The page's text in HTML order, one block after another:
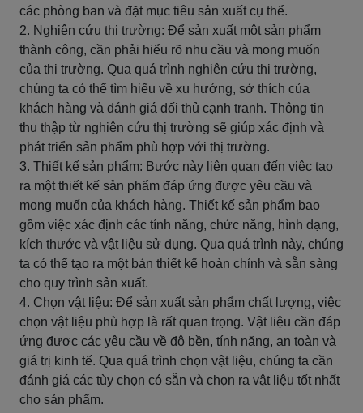
các phòng ban và đặt mục tiêu sản xuất cụ thể.
2. Nghiên cứu thị trường: Để sản xuất một sản phẩm
thành công, cần phải hiểu rõ nhu cầu và mong muốn
của thị trường. Qua quá trình nghiên cứu thị trường,
chúng ta có thể tìm hiểu về xu hướng, sở thích của
khách hàng và đánh giá đối thủ cạnh tranh. Thông tin
thu thập từ nghiên cứu thị trường sẽ giúp xác định và
phát triển sản phẩm phù hợp với thị trường.
3. Thiết kế sản phẩm: Bước này liên quan đến việc tạo
ra một thiết kế sản phẩm đáp ứng được yêu cầu và
mong muốn của khách hàng. Thiết kế sản phẩm bao
gồm việc xác định các tính năng, chức năng, hình dạng,
kích thước và vật liệu sử dụng. Qua quá trình này, chúng
ta có thể tạo ra một bản thiết kế hoàn chỉnh và sẵn sàng
cho quy trình sản xuất.
4. Chọn vật liệu: Để sản xuất sản phẩm chất lượng, việc
chọn vật liệu phù hợp là rất quan trọng. Vật liệu cần đáp
ứng được các yêu cầu về độ bền, tính năng, an toàn và
giá trị kinh tế. Qua quá trình chọn vật liệu, chúng ta cần
đánh giá các tùy chọn có sẵn và chọn ra vật liệu tốt nhất
cho sản phẩm.